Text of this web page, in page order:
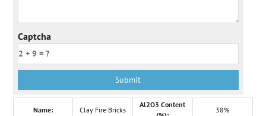
Captcha
Name: Clay Fire Bricks
Al2O3 Content
38%